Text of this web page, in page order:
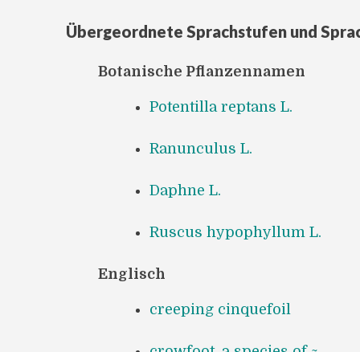
Übergeordnete Sprachstufen und
Botanische Pflanzennamen
Potentilla reptans L.
Ranunculus L.
Daphne L.
Ruscus hypophyllum L.
Englisch
creeping cinquefoil